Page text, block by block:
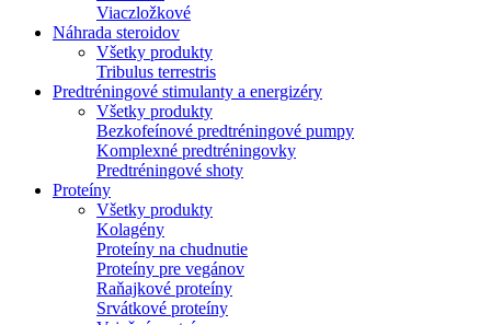
Viaczložkové
Náhrada steroidov
Všetky produkty
Tribulus terrestris
Predtréningové stimulanty a energizéry
Všetky produkty
Bezkofeínové predtréningové pumpy
Komplexné predtréningovky
Predtréningové shoty
Proteíny
Všetky produkty
Kolagény
Proteíny na chudnutie
Proteíny pre vegánov
Raňajkové proteíny
Srvátkové proteíny